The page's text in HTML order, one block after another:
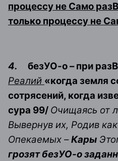
процессу не Само
только процессу не
4. безУО-о – при
Реалий «когда земля
сотрясений, когда
сура 99/ Очищаясь от
Вывернув их, Родив
Опекаемых –Кары
грозят безУО-о